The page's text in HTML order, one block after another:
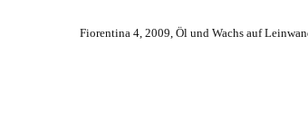
Fiorentina 4, 2009, Öl und Wachs auf